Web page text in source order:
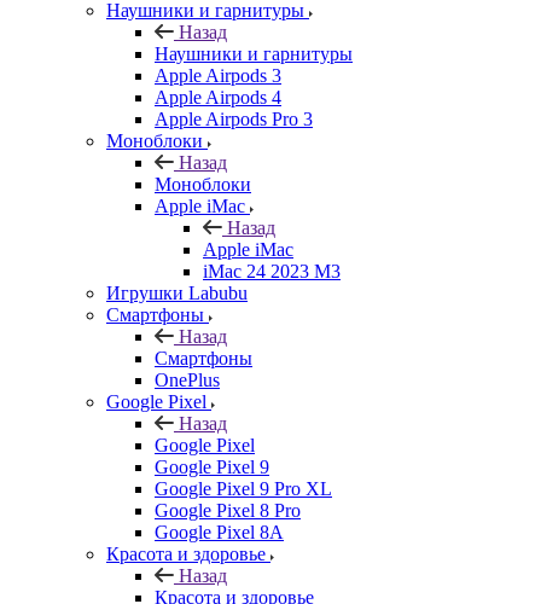
Наушники и гарнитуры
Назад
Наушники и гарнитуры
Apple Airpods 3
Apple Airpods 4
Apple Airpods Pro 3
Моноблоки
Назад
Моноблоки
Apple iMac
Назад
Apple iMac
iMac 24 2023 M3
Игрушки Labubu
Смартфоны
Назад
Смартфоны
OnePlus
Google Pixel
Назад
Google Pixel
Google Pixel 9
Google Pixel 9 Pro XL
Google Pixel 8 Pro
Google Pixel 8A
Красота и здоровье
Назад
Красота и здоровье